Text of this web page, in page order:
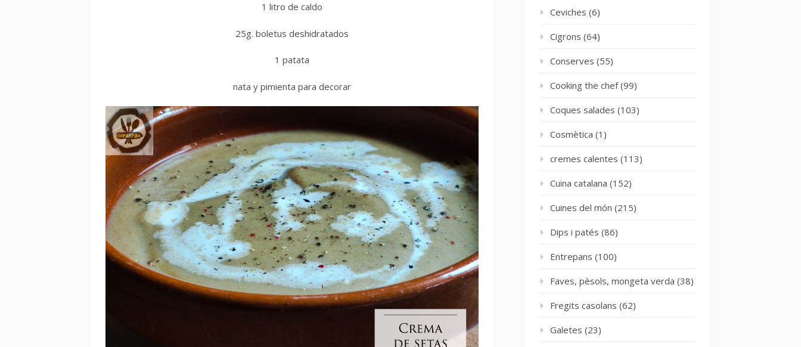
1 litro de caldo
25g. boletus deshidratados
1 patata
nata y pimienta para decorar
Ceviches (6)
Cigrons (64)
Conserves (55)
Cooking the chef(99)
Coques salades (103)
Cosmètica (1)
cremes calentes (113)
Cuina catalana (152)
Cuines del món (215)
Dips i patés (86)
Entrepans (100)
Faves, pèsols, mongeta verda (38)
Fregits casolans (62)
Galetes (23)